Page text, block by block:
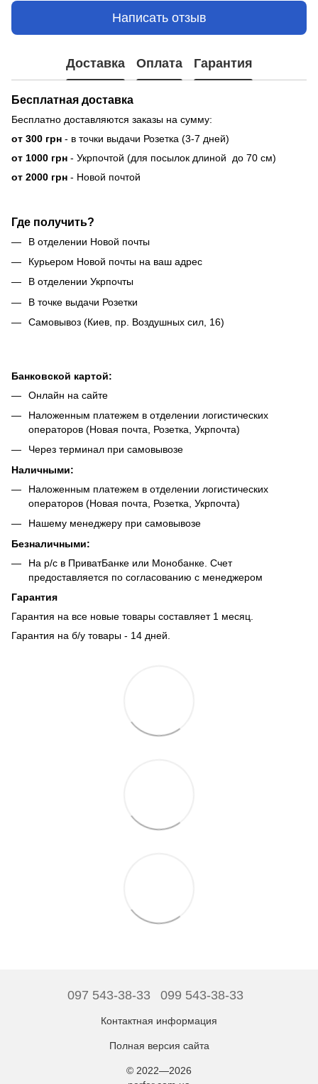
Написать отзыв
Доставка Оплата Гарантия
Бесплатная доставка
Бесплатно доставляются заказы на сумму:
от 300 грн - в точки выдачи Розетка (3-7 дней)
от 1000 грн - Укрпочтой (для посылок длиной до 70 см)
от 2000 грн - Новой почтой
Где получить?
В отделении Новой почты
Курьером Новой почты на ваш адрес
В отделении Укрпочты
В точке выдачи Розетки
Самовывоз (Киев, пр. Воздушных сил, 16)
Банковской картой:
Онлайн на сайте
Наложенным платежем в отделении логистических
операторов (Новая почта, Розетка, Укрпочта)
Через терминал при самовывозе
Наличными:
Наложенным платежем в отделении логистических
операторов (Новая почта, Розетка, Укрпочта)
Нашему менеджеру при самовывозе
Безналичными:
На р/с в ПриватБанке или Монобанке. Счет
предоставляется по согласованию с менеджером
Гарантия
Гарантия на все новые товары составляет 1 месяц.
Гарантия на б/у товары - 14 дней.
097 543-38-33 099 543-38-33
Контактная информация
Полная версия сайта
© 2022—2026